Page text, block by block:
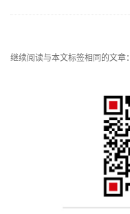
继续阅读与本文标签相同的文章：